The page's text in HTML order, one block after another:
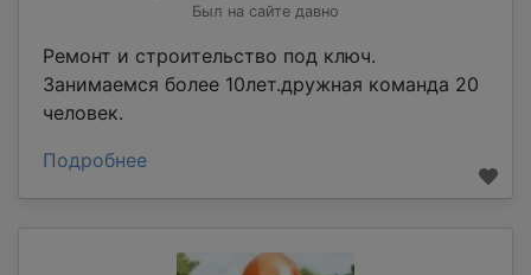
Был на сайте давно
Ремонт и строительство под ключ.
Занимаемся более 10лет.дружная команда 20
человек.
Подробнее